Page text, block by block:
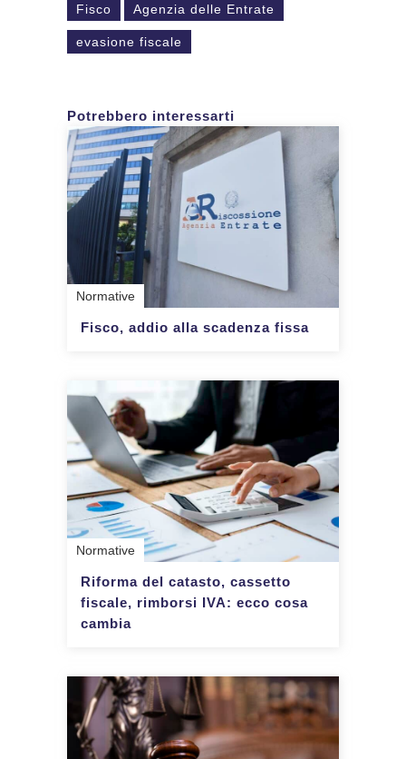
Fisco Agenzia delle Entrate
evasione fiscale
Potrebbero interessarti
Normative
Fisco, addio alla scadenza fissa
Normative
Riforma del catasto, cassetto
fiscale, rimborsi IVA: ecco cosa
cambia